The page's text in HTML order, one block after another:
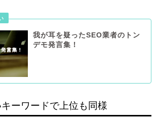
我が耳を疑ったSEO業者のトン
デモ発言集！
ーワードで上位も同様